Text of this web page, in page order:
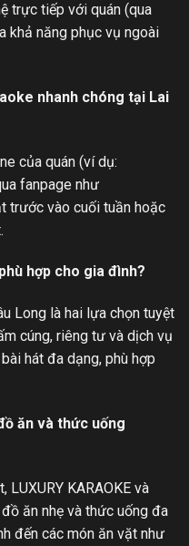
trực tiếp với quán (qua
khả năng phục vụ ngoài
nhanh chóng tại Lai
của quán (ví dụ:
fanpage như
trước vào cuối tuần hoặc
hợp cho gia đình?
Long là hai lựa chọn tuyệt
cúng, riêng tư và dịch vụ
hát đa dạng, phù hợp
ăn và thức uống
LUXURY KARAOKE và
ăn nhẹ và thức uống đa
đến các món ăn vặt như